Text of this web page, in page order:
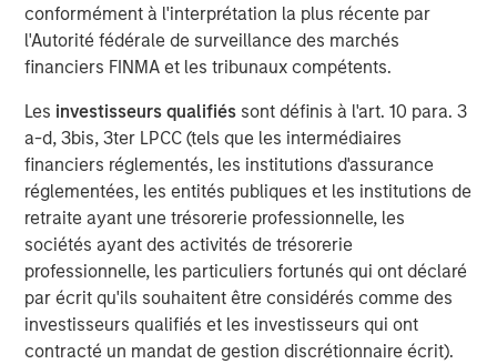
conformément à l'interprétation la plus récente par
l'Autorité fédérale de surveillance des marchés
financiers FINMA et les tribunaux compétents.
Les investisseurs qualifiés sont définis à l'art. 10 para. 3
a-d, 3bis, 3ter LPCC (tels que les intermédiaires
financiers réglementés, les institutions d'assurance
réglementées, les entités publiques et les institutions de
retraite ayant une trésorerie professionnelle, les
sociétés ayant des activités de trésorerie
professionnelle, les particuliers fortunés qui ont déclaré
par écrit qu'ils souhaitent être considérés comme des
investisseurs qualifiés et les investisseurs qui ont
contracté un mandat de gestion discrétionnaire écrit).
Water is often treated as a public good. In many
industries it is regarded as a free input with most large
users paying far less than its true economic cost. But the
real burden eventually falls back on companies: through
higher treatment costs, tighter permitting, operational
disruption, reputational risk, and the need to secure
access to increasingly scarce supply. The fiction that
water is “free” has shaped decades of industrial
planning, steering capital into energy efficiency,
automation and logistics as if water abundance were